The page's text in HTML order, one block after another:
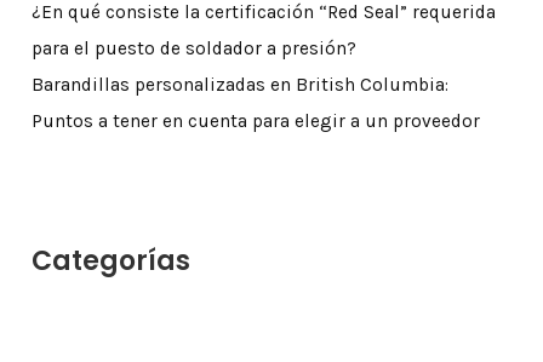
¿En qué consiste la certificación “Red Seal” requerida
para el puesto de soldador a presión?
Barandillas personalizadas en British Columbia:
Puntos a tener en cuenta para elegir a un proveedor
Categorías